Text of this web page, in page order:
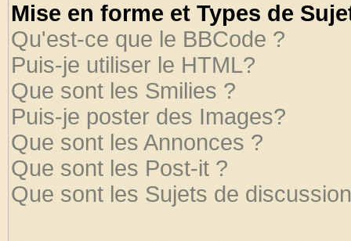
Mise en forme et Types de
Qu'est-ce que le BBCode ?
Puis-je utiliser le HTML?
Que sont les Smilies ?
Puis-je poster des Images?
Que sont les Annonces ?
Que sont les Post-it ?
Que sont les Sujets de